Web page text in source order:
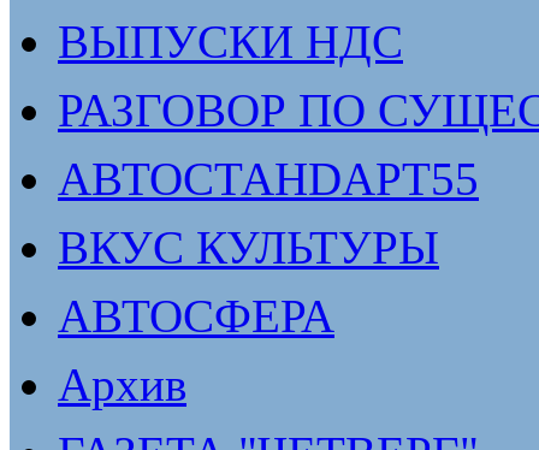
ВЫПУСКИ НДС
РАЗГОВОР ПО
АВТОСТАНDАРТ55
ВКУС КУЛЬТУРЫ
АВТОСФЕРА
Архив